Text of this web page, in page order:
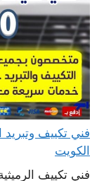
الكويت
فني تكييف